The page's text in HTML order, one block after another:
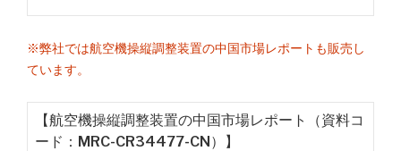
※弊社では航空機操縦調整装置の中国市場レポートも販売し
ています。
【航空機操縦調整装置の中国市場レポート（資料コ
ード：MRC-CR34477-CN）】